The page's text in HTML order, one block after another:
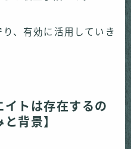
、有効に活用していき
トは存在するの
背景】